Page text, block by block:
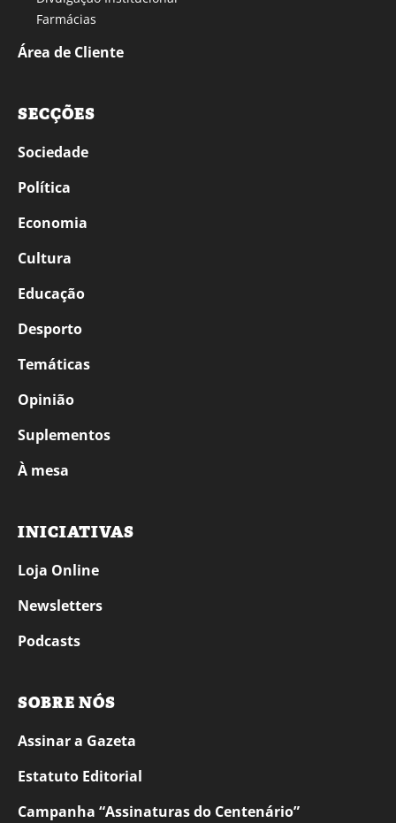
Farmácias
Área de Cliente
SECÇÕES
Sociedade
Política
Economia
Cultura
Educação
Desporto
Temáticas
Opinião
Suplementos
À mesa
INICIATIVAS
Loja Online
Newsletters
Podcasts
SOBRE NÓS
Assinar a Gazeta
Estatuto Editorial
Campanha “Assinaturas do Centenário”